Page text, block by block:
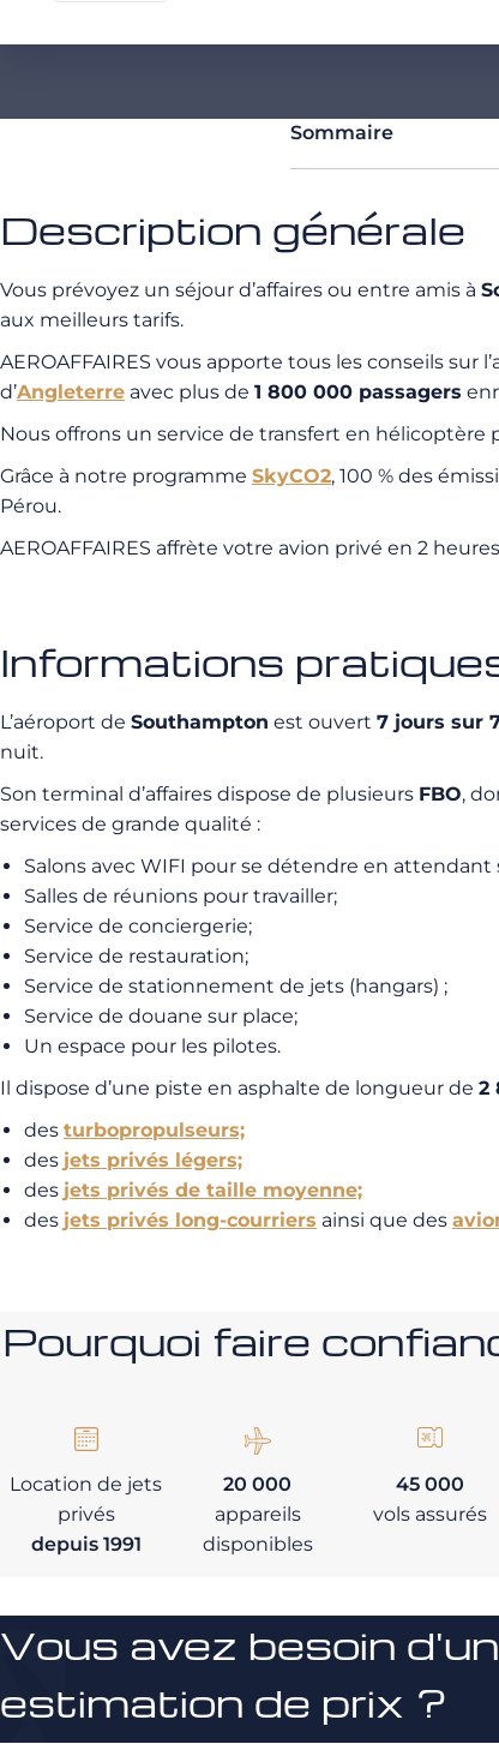
Sommaire
Description générale
Vous prévoyez un séjour d’affaires ou entre amis à
aux meilleurs tarifs.
AEROAFFAIRES vous apporte tous les conseils sur
d’Angleterre avec plus de 1 800 000 passagers
Nous offrons un service de transfert en hélicoptère
Grâce à notre programme SkyCO2, 100 % des
Pérou.
AEROAFFAIRES affrète votre avion privé en 2
Informations
L’aéroport de Southampton est ouvert 7 jours sur
nuit.
Son terminal d’affaires dispose de plusieurs FBO,
services de grande qualité :
Salons avec WIFI pour se détendre en attendant
Salles de réunions pour travailler;
Service de conciergerie;
Service de restauration;
Service de stationnement de jets (hangars) ;
Service de douane sur place;
Un espace pour les pilotes.
Il dispose d’une piste en asphalte de longueur de 2
des turbopropulseurs;
des jets privés légers;
des jets privés de taille moyenne;
des jets privés long-courriers ainsi que des
Pourquoi faire
Location de jets
privés
depuis 1991
20 000
appareils
disponibles
45 000
vols assurés
Vous avez besoin
estimation de prix ?